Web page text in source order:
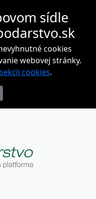
sídle
cookies
webovej stránky.
sekcii cookies.